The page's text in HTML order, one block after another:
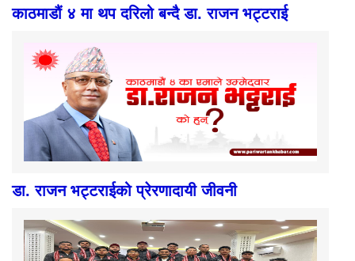
काठमाडौं ४ मा थप दरिलो बन्दै डा. राजन भट्टराई
डा. राजन भट्टराईको प्रेरणादायी जीवनी